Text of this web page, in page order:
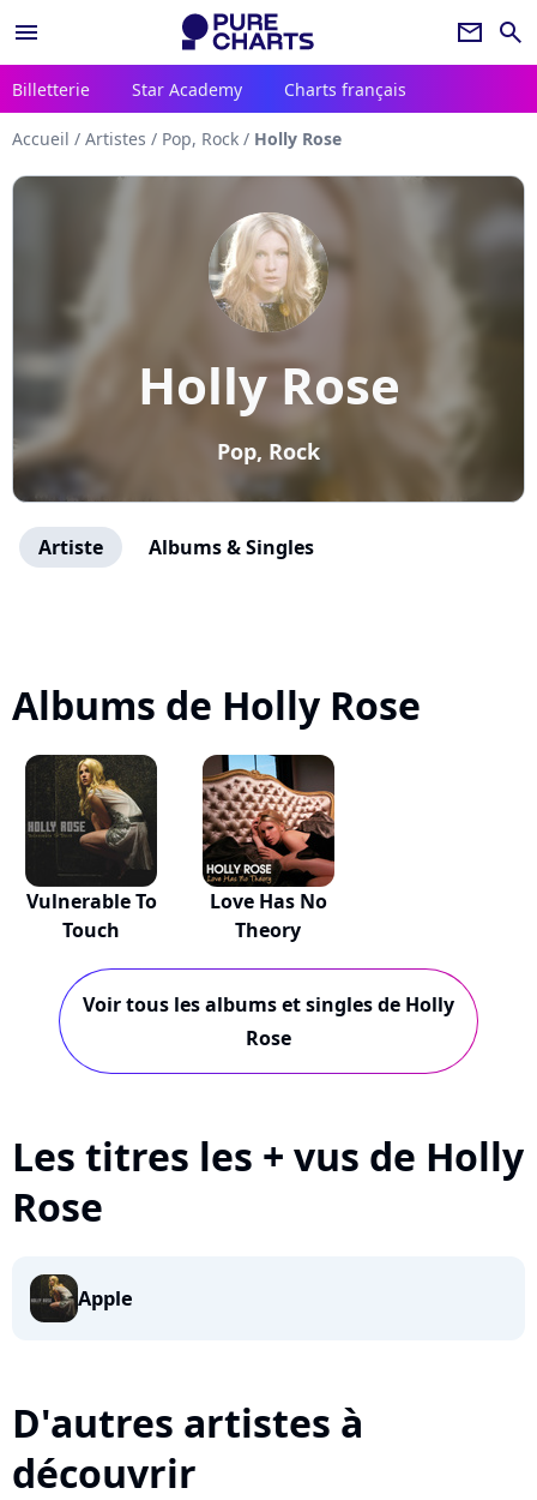
menu newsletter search
Billetterie Star Academy Charts français
Accueil / Artistes / Pop, Rock / Holly Rose
Holly Rose
Pop, Rock
Artiste Albums & Singles
Albums de Holly Rose
Vulnerable To
Touch
Love Has No
Theory
Voir tous les albums et singles de Holly
Rose
Les titres les + vus de Holly
Rose
Apple
D'autres artistes à
découvrir